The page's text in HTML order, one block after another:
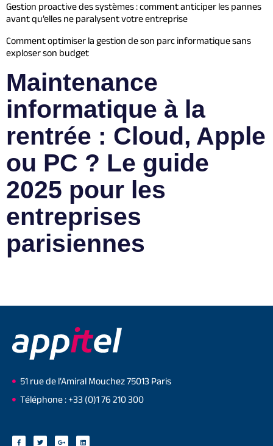
Gestion proactive des systèmes : comment anticiper les pannes
avant qu’elles ne paralysent votre entreprise
Comment optimiser la gestion de son parc informatique sans
exploser son budget
Maintenance
informatique à la
rentrée : Cloud, Apple
ou PC ? Le guide
2025 pour les
entreprises
parisiennes
51 rue de l’Amiral Mouchez 75013 Paris
Téléphone : +33 (0)1 76 210 300